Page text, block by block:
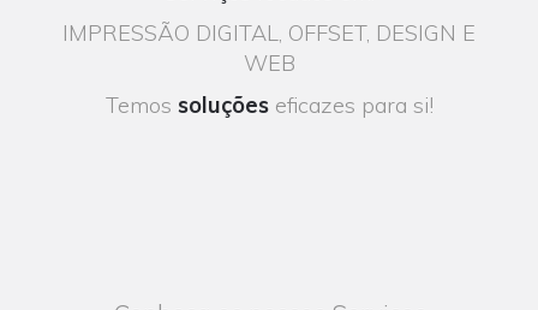
IMPRESSÃO DIGITAL, OFFSET, DESIGN E
WEB
Temos soluçõeseficazes para si!